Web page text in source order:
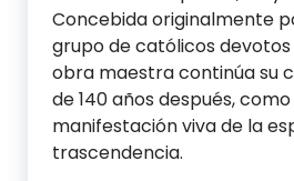
Concebida originalmente
grupo de católicos devotos
obra maestra continúa su
de 140 años después,
manifestación viva de la
trascendencia.